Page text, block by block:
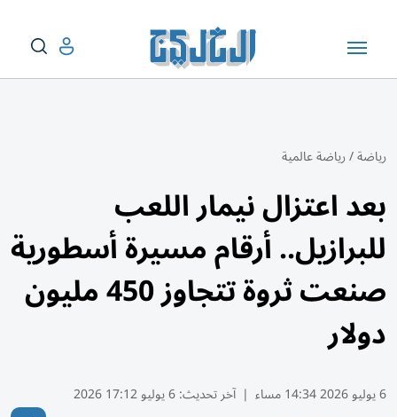
رياضة/رياضة عالمية
بعد اعتزال نيمار اللعب
للبرازيل.. أرقام مسيرة أسطورية
صنعت ثروة تتجاوز 450 مليون
دولار
6 يوليو 2026 14:34 مساء | آخر تحديث:6 يوليو 17:12 2026